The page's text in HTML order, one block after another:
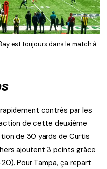
est toujours dans le match à
contrés par les
de cette deuxième
de 30 yards de Curtis
ajoutent 3 points grâce
Pour Tampa, ça repart